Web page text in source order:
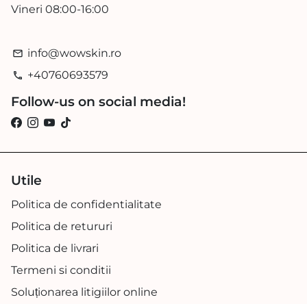
Vineri 08:00-16:00
email info@wowskin.ro
phone +40760693579
Follow-us on social media!
Utile
Politica de confidentialitate
Politica de retururi
Politica de livrari
Termeni si conditii
Soluționarea litigiilor online